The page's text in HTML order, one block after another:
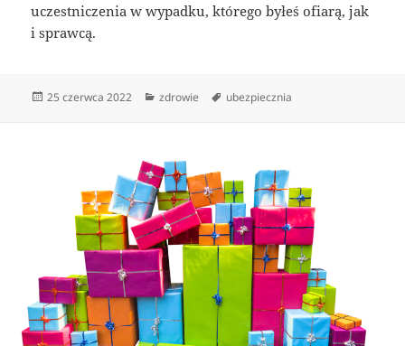
uczestniczenia w wypadku, którego byłeś ofiarą, jak
i sprawcą.
Data
25 czerwca 2022 Kategorie
zdrowie Tagi
ubezpiecznia